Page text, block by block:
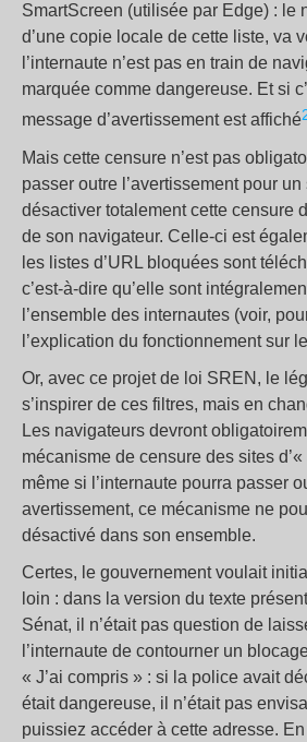
SmartScreen (utilisée par Edge) : le
d’une copie locale de cette liste, va
l’internaute n’est pas en train de
marquée comme dangereuse. Et si
message d’avertissement est affiché
Mais cette censure n’est pas
passer outre l’avertissement pour un
désactiver totalement cette censure
de son navigateur. Celle-ci est
les listes d’URL bloquées sont
c’est-à-dire qu’elle sont
l’ensemble des internautes (voir,
l’explication du fonctionnement sur le
Or, avec ce projet de loi SREN, le
s’inspirer de ces filtres, mais en
Les navigateurs devront
mécanisme de censure des sites
même si l’internaute pourra passer
avertissement, ce mécanisme ne
désactivé dans son ensemble.
Certes, le gouvernement voulait
loin : dans la version du texte
Sénat, il n’était pas question de
l’internaute de contourner un
« J’ai compris » : si la police avait
était dangereuse, il n’était pas
puissiez accéder à cette adresse. En